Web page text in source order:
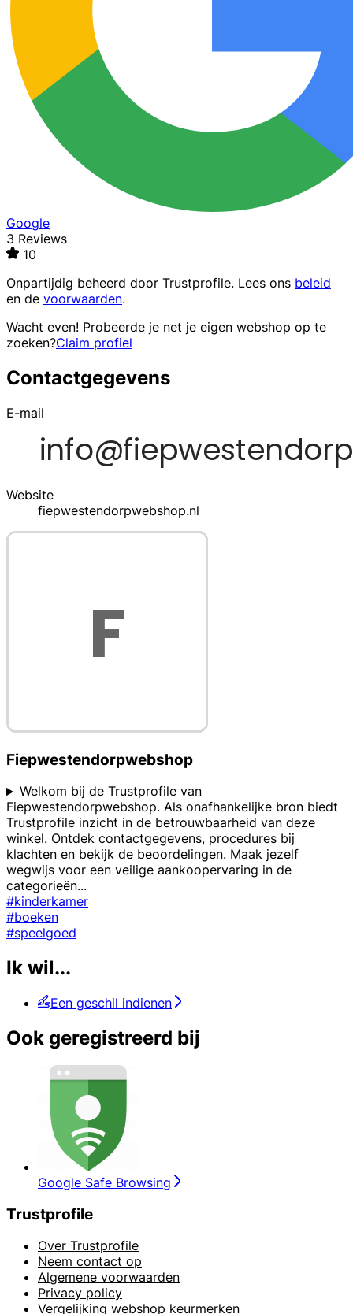
Google
3 Reviews
10
Onpartijdig beheerd door Trustprofile. Lees ons beleid
en de voorwaarden.
Wacht even! Probeerde je net je eigen webshop op te
zoeken?Claim profiel
Contactgegevens
E-mail
Website
fiepwestendorpwebshop.nl
Fiepwestendorpwebshop
Welkom bij de Trustprofile van
Fiepwestendorpwebshop. Als onafhankelijke bron biedt
Trustprofile inzicht in de betrouwbaarheid van deze
winkel. Ontdek contactgegevens, procedures bij
klachten en bekijk de beoordelingen. Maak jezelf
wegwijs voor een veilige aankoopervaring in de
categorieën...
#kinderkamer
#boeken
#speelgoed
Ik wil...
Een geschil indienen
Ook geregistreerd bij
Google Safe Browsing
Trustprofile
Over Trustprofile
Neem contact op
Algemene voorwaarden
Privacy policy
Vergelijking webshop keurmerken